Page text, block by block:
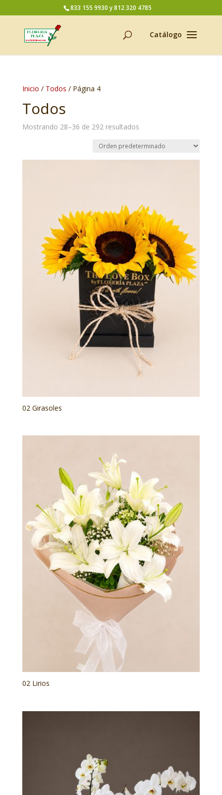
833 155 9930 y 812 320 4785
Inicio / Todos / Página 4
Todos
Mostrando 28–36 de 292 resultados
02 Girasoles
02 Lirios